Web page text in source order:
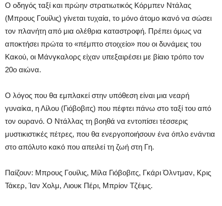
Ο οδηγός ταξί και πρώην στρατιωτικός Κόρμπεν Ντάλας
(Μπρους Γουίλις) γίνεται τυχαία, το μόνο άτομο ικανό να σώσει
τον πλανήτη από μια ολέθρια καταστροφή. Πρέπει όμως να
αποκτήσει πρώτα το «πέμπτο στοιχείο» που οι δυνάμεις του
Κακού, οι Μάνγκαλορς είχαν υπεξαιρέσει με βίαιο τρόπο τον
20ο αιώνα.
Ο λόγος που θα εμπλακεί στην υπόθεση είναι μια νεαρή
γυναίκα, η Λίλου (Γιόβοβιτς) που πέφτει πάνω στο ταξί του από
τον ουρανό. Ο Ντάλλας τη βοηθά να εντοπίσει τέσσερις
μυστικιστικές πέτρες, που θα ενεργοποιήσουν ένα όπλο ενάντια
στο απόλυτο κακό που απειλεί τη ζωή στη Γη.
Παίζουν: Μπρους Γουίλις, Μίλα Γιόβοβιτς, Γκάρι Όλντμαν, Κρις
Τάκερ, Ίαν Χολμ, Λιουκ Πέρι, Μπρίον Τζέιμς.